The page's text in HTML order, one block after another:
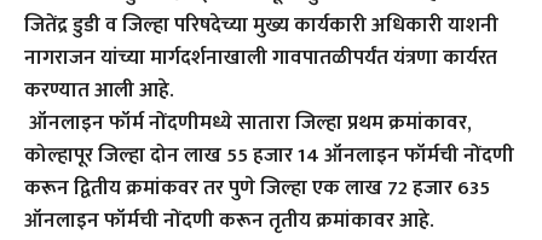
जितेंद्र डुडी व जिल्हा परिषदेच्या मुख्य कार्यकारी अधिकारी याशनी
नागराजन यांच्या मार्गदर्शनाखाली गावपातळीपर्यंत यंत्रणा कार्यरत
करण्यात आली आहे.
ऑनलाइन फॉर्म नोंदणीमध्ये सातारा जिल्हा प्रथम क्रमांकावर,
कोल्हापूर जिल्हा दोन लाख 55 हजार 14 ऑनलाइन फॉर्मची नोंदणी
करून द्वितीय क्रमांकवर तर पुणे जिल्हा एक लाख 72 हजार 635
ऑनलाइन फॉर्मची नोंदणी करून तृतीय क्रमांकावर आहे.